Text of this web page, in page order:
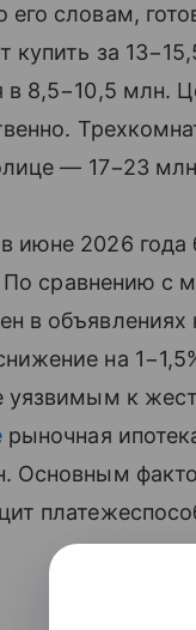
словам,
за
8,5−10,5 млн.
— 17−23
2026 года
По сравнению с
в объявлениях
на
уязвимым к
рыночная
Основным